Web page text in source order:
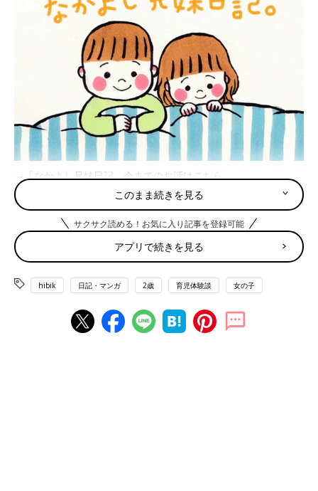
「なかよし兄妹日記」今までのお話はこちら
３２年間女の子＆女性をしている私より、２年間女の子をしてい
る娘の方が圧倒的に女子力高い気がする今日この頃。
女の子のお子さんのいるお母さん達はどうやって娘ちゃんに負け
ない女子力を保てるのか…最近の私の悩みであり課題です。
そんなことを考えつつ、「女の子の女子力あるある」をまとめて
みました。
すーちゃんの女子力ポイント❶ ピンク命！
このまま続きを見る
サクサク読める！お気に入り記事を登録可能
アプリで続きを見る
hibik 日記・マンガ 2歳 育児体験談 女の子